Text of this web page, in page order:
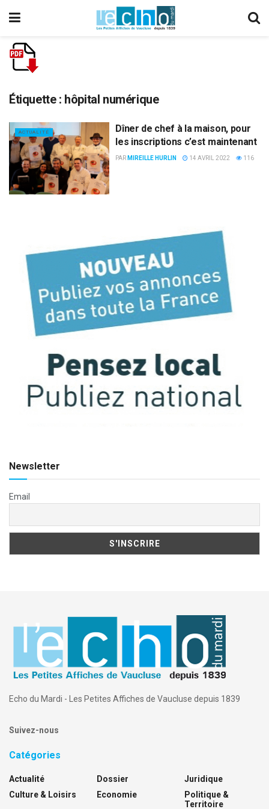
Étiquette : hôpital numérique
ACTUALITÉ
Dîner de chef à la maison, pour
les inscriptions c’est maintenant
PAR MIREILLE HURLIN 14 AVRIL 2022 116
Newsletter
Email
Echo du Mardi - Les Petites Affiches de Vaucluse depuis 1839
Suivez-nous
Catégories
Actualité
Culture & Loisirs
Dossier
Economie
Juridique
Politique &
Territoire